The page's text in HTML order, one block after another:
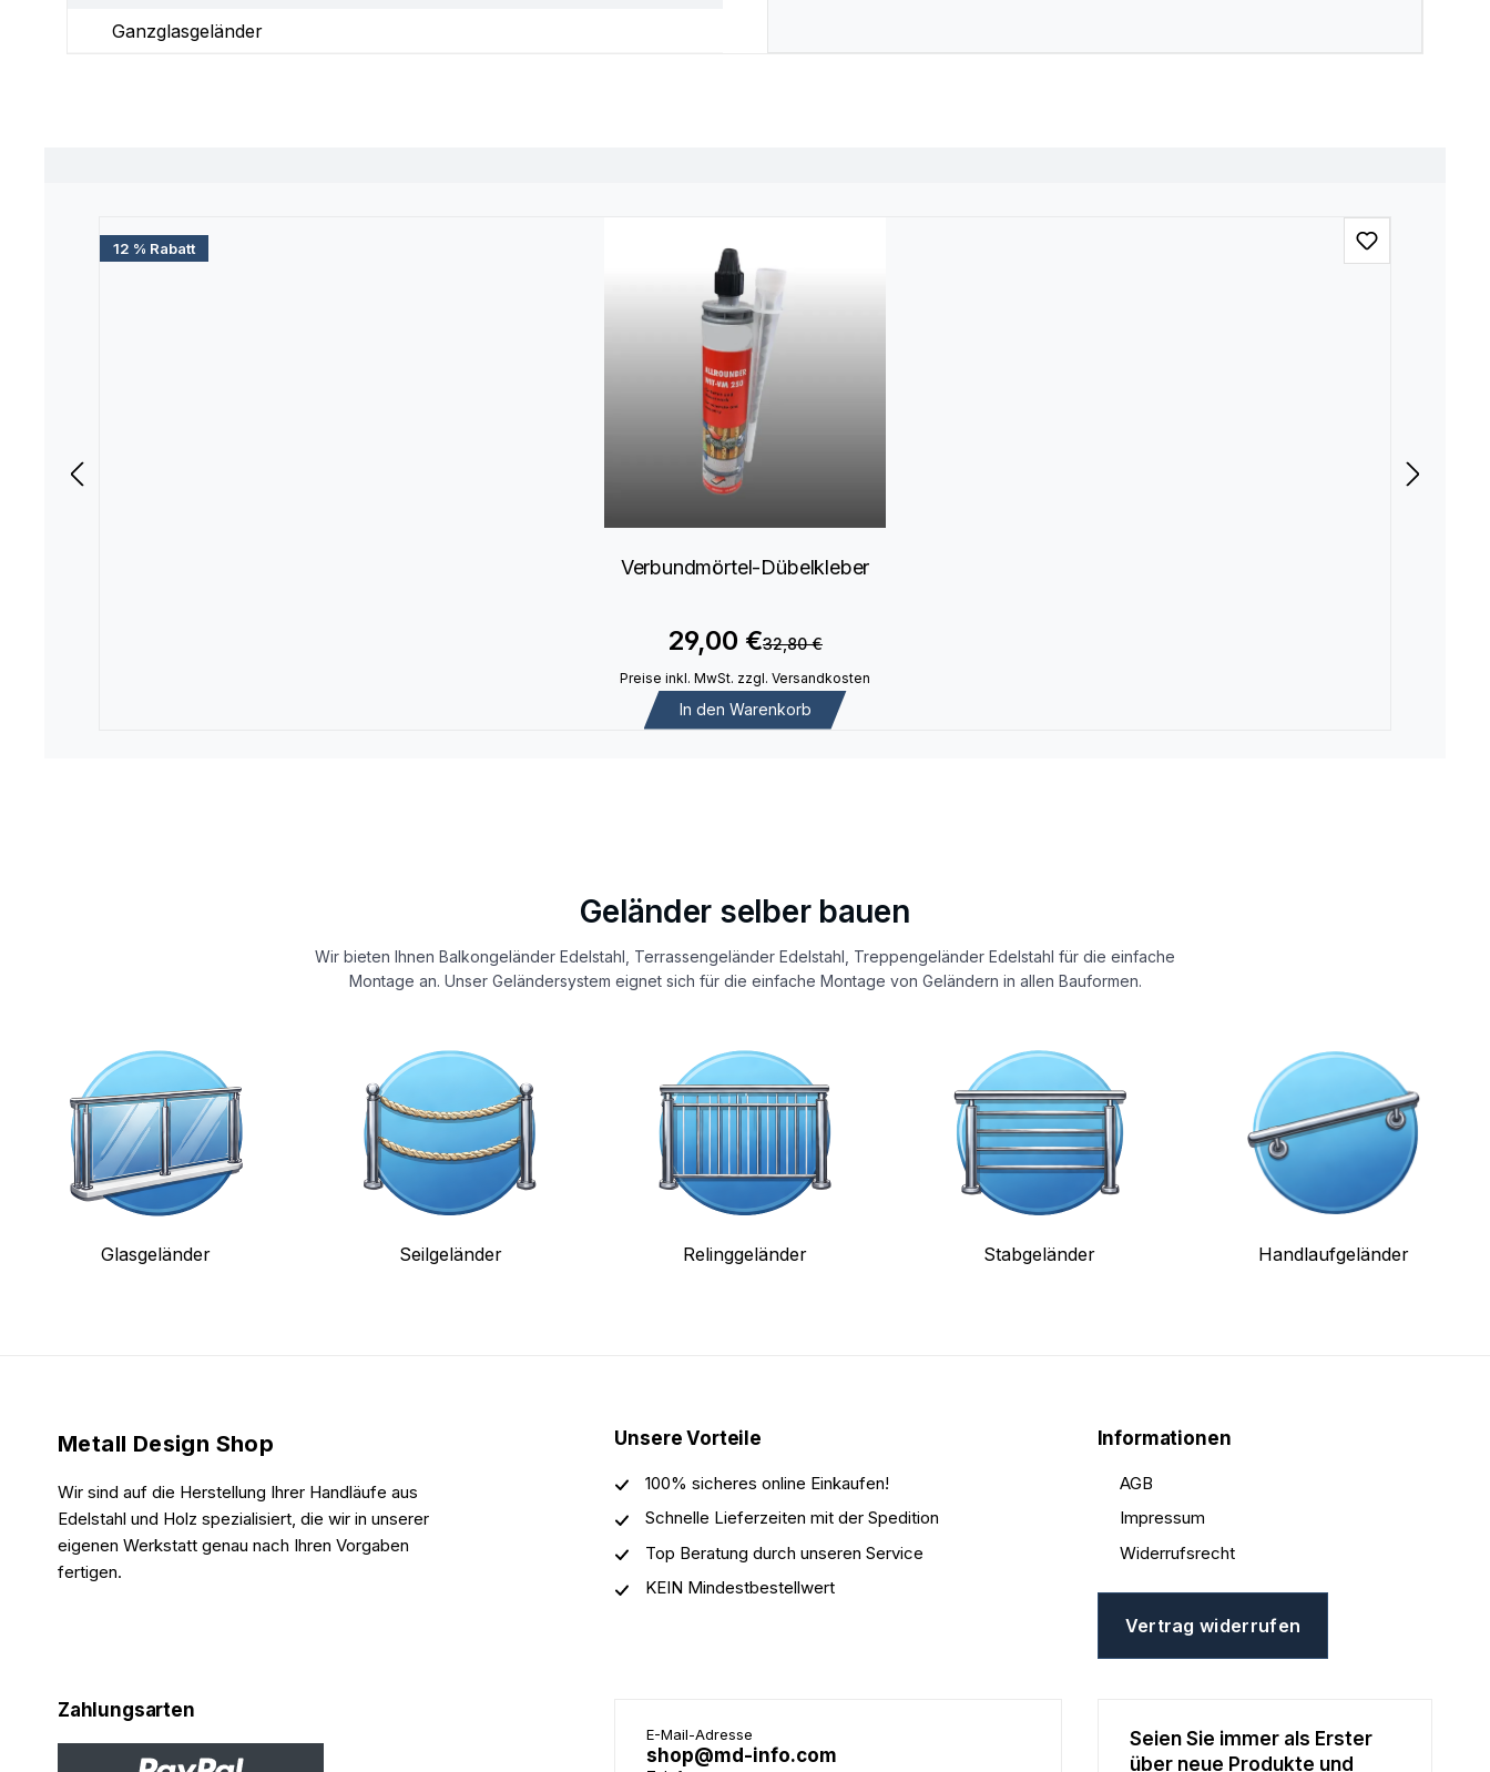
Ganzglasgeländer
12 % Rabatt
Verbundmörtel-Dübelkleber
29,00 €32,80 €
Preise inkl. MwSt. zzgl. Versandkosten
In den Warenkorb
Geländer selber bauen
Wir bieten Ihnen Balkongeländer Edelstahl, Terrassengeländer Edelstahl, Treppengeländer Edelstahl für die einfache
Montage an. Unser Geländersystem eignet sich für die einfache Montage von Geländern in allen Bauformen.
Glasgeländer Seilgeländer Relinggeländer Stabgeländer Handlaufgeländer
Metall Design Shop
Wir sind auf die Herstellung Ihrer Handläufe aus
Edelstahl und Holz spezialisiert, die wir in unserer
eigenen Werkstatt genau nach Ihren Vorgaben
fertigen.
Unsere Vorteile
100% sicheres online Einkaufen!
Schnelle Lieferzeiten mit der Spedition
Top Beratung durch unseren Service
KEIN Mindestbestellwert
Informationen
AGB
Impressum
Widerrufsrecht
Vertrag widerrufen
Zahlungsarten
E-Mail-Adresse
shop@md-info.com
Seien Sie immer als Erster
über neue Produkte und